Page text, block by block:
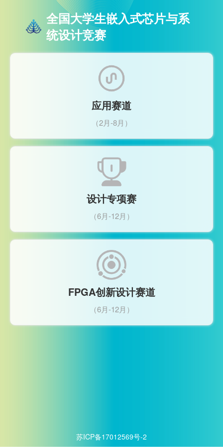
全国大学生嵌入式芯片与系
统设计竞赛
应用赛道
（2月-8月）
设计专项赛
（6月-12月）
FPGA创新设计赛道
（6月-12月）
苏ICP备17012569号-2